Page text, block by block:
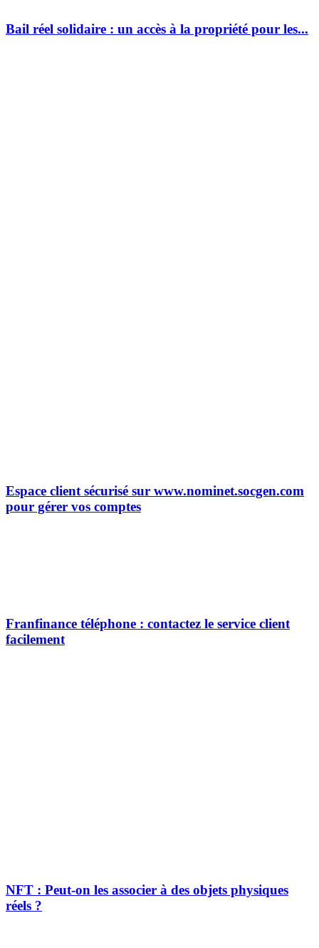
Bail réel solidaire : un accès à la propriété pour les...
Espace client sécurisé sur www.nominet.socgen.com
pour gérer vos comptes
Franfinance téléphone : contactez le service client
facilement
NFT : Peut-on les associer à des objets physiques
réels ?